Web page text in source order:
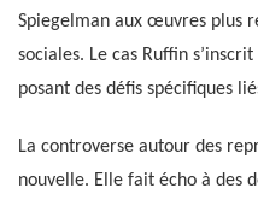
Spiegelman aux œuvres plus
sociales. Le cas Ruffin
posant des défis spécifiques
La controverse autour des
nouvelle. Elle fait écho à des